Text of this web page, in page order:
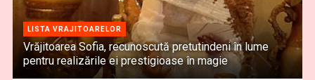
LISTA VRAJITOARELOR
Vrăjitoarea Sofia, recunoscută pretutindeni în lume
pentru realizările ei prestigioase în magie